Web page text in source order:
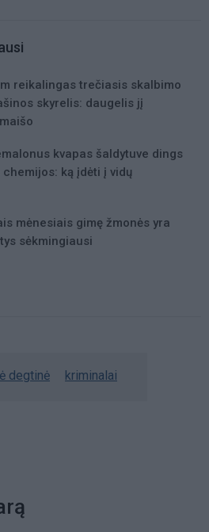
reikalingas trečiasis skalbimo
skyrelis: daugelis jį
kvapas šaldytuve dings
chemijos: ką įdėti į vidų
mėnesiais gimę žmonės yra
sėkmingiausi
degtinė kriminalai